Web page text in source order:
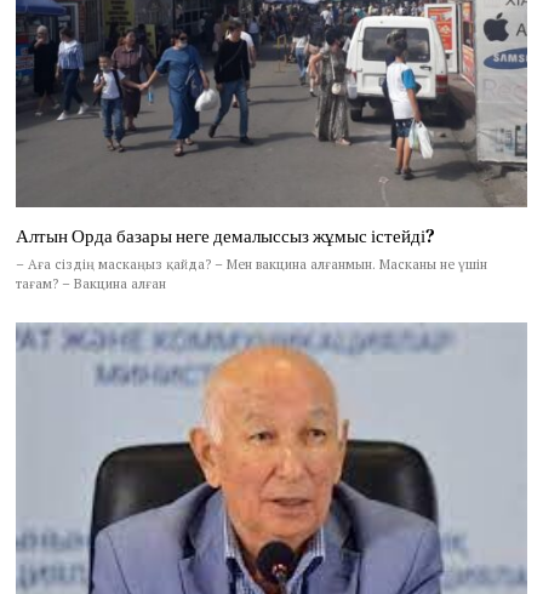
Алтын Орда базары неге демалыссыз жұмыс істейді?
– Аға сіздің маскаңыз қайда? – Мен вакцина алғанмын. Масканы не үшін
тағам? – Вакцина алған